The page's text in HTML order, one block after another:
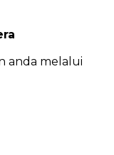
anda melalui